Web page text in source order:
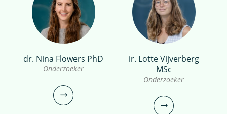
bekijk profiel bekijk
profiel
ing. Thomas van Kuik
dr. Sabrina Keinemans
dr. Nina Flowers PhD
Onderzoeker
ir. Lotte Vijverberg
MSc
Onderzoeker